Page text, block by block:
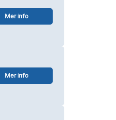
Mer info
Mer info